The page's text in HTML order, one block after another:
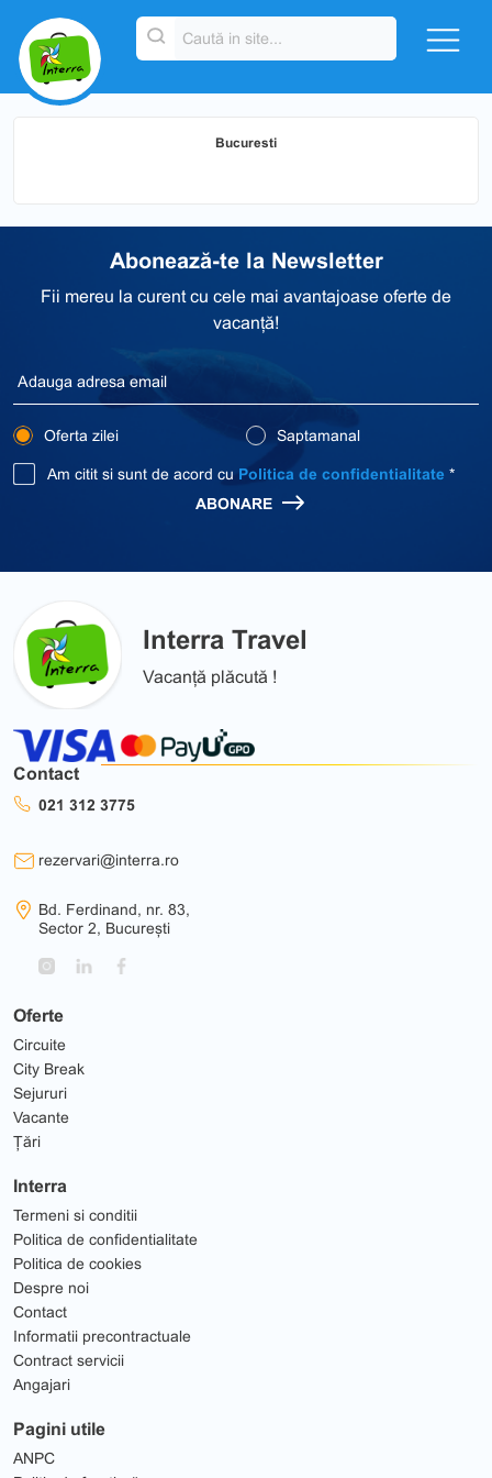
Bucuresti
Abonează-te la Newsletter
Fii mereu la curent cu cele mai avantajoase oferte de
vacanță!
Oferta zilei Saptamanal
Am citit si sunt de acord cu Politica de confidentialitate *
ABONARE
Interra Travel
Vacanță plăcută !
Oferte
Circuite
City Break
Sejururi
Vacante
Țări
Interra
Termeni si conditii
Politica de confidentialitate
Politica de cookies
Despre noi
Contact
Informatii precontractuale
Contract servicii
Angajari
Pagini utile
ANPC
Contact
021 312 3775
rezervari@interra.ro
Bd. Ferdinand, nr. 83,
Sector 2, București